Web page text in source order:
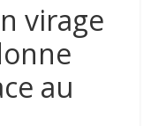
virage
au